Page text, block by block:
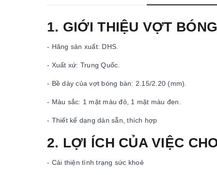
1. GIỚI THIỆU VỢT
- Hãng sản xuất: DHS.
- Xuất xứ: Trung Quốc.
- Bề dày của vợt bóng bàn: 2.15/2.20 (mm).
- Màu sắc: 1 mặt màu đỏ, 1 mặt màu đen.
- Thiết kế dạng dán sẵn, thích hợp
2. LỢI ÍCH CỦA VIỆC
- Cải thiện tình trạng sức khoẻ